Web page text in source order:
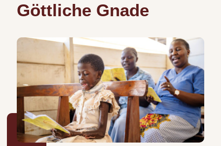
Göttliche Gnade